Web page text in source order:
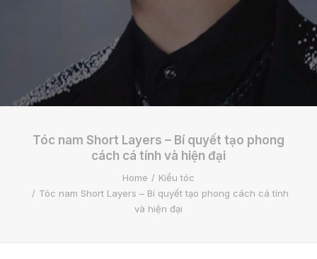
Tóc nam Short Layers – Bí quyết tạo phong
cách cá tính và hiện đại
Home
Kiểu tóc
Tóc nam Short Layers – Bí quyết tạo phong cách cá tính
và hiện đại